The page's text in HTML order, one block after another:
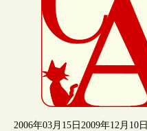
2006年03月15日 2009年12月10日